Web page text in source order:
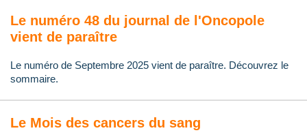
Le numéro 48 du journal de l'Oncopole
vient de paraître
Le numéro de Septembre 2025 vient de paraître. Découvrez le
sommaire.
Le Mois des cancers du sang